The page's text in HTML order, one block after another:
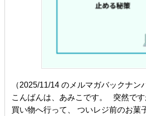
（2025/11/14 のメルマガバックナン
こんばんは、あみこです。 突然で
買い物へ行って、 ついレジ前のお菓